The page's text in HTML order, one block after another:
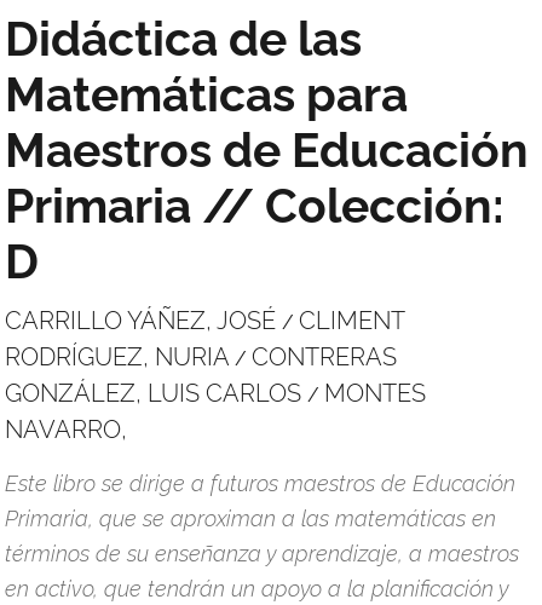
Didáctica de las
Matemáticas para
Maestros de Educación
Primaria // Colección:
D
CARRILLO YÁÑEZ, JOSÉ / CLIMENT
RODRÍGUEZ, NURIA / CONTRERAS
GONZÁLEZ, LUIS CARLOS / MONTES
NAVARRO,
Este libro se dirige a futuros maestros de Educación
Primaria, que se aproximan a las matemáticas en
términos de su enseñanza y aprendizaje, a maestros
en activo, que tendrán un apoyo a la planificación y